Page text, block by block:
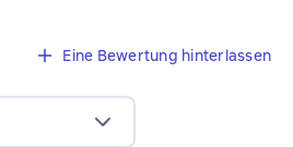
Eine Bewertung hinterlassen